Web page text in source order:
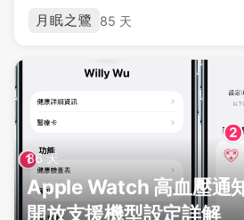
月眠之鷺 85 天
86 天
Apple Watch 高血壓通
開放支援機型設定詳解